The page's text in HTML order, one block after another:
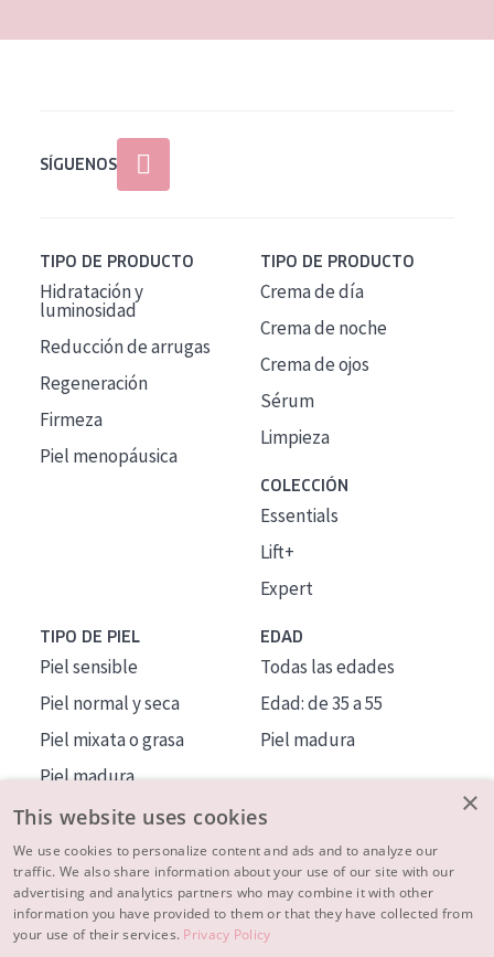
Todas las edades
SÍGUENOS
TIPO DE PRODUCTO
Hidratación y
luminosidad
Reducción de arrugas
Regeneración
Firmeza
Piel menopáusica
TIPO DE PRODUCTO
Crema de día
Crema de noche
Crema de ojos
Sérum
Limpieza
COLECCIÓN
Essentials
Lift+
Expert
TIPO DE PIEL
Piel sensible
Piel normal y seca
Piel mixata o grasa
Piel madura
Piel expuesta al sol
Piel menopáusica
EDAD
Todas las edades
Edad: de 35 a 55
Piel madura
MÁS SOBRE NOSOTROS
INSPIRACIÓN
×
This website uses cookies
We use cookies to personalize content and ads and to analyze our
traffic. We also share information about your use of our site with our
advertising and analytics partners who may combine it with other
information you have provided to them or that they have collected from
your use of their services. Privacy Policy